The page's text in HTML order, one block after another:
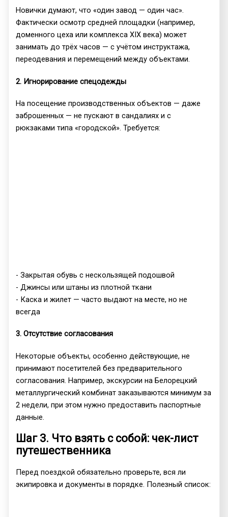
Новички думают, что «один завод — один час».
Фактически осмотр средней площадки (например,
доменного цеха или комплекса XIX века) может
занимать до трёх часов — с учётом инструктажа,
переодевания и перемещений между объектами.
2. Игнорирование спецодежды
На посещение производственных объектов — даже
заброшенных — не пускают в сандалиях и с
рюкзаками типа «городской». Требуется:
- Закрытая обувь с нескользящей подошвой
- Джинсы или штаны из плотной ткани
- Каска и жилет — часто выдают на месте, но не
всегда
3. Отсутствие согласования
Некоторые объекты, особенно действующие, не
принимают посетителей без предварительного
согласования. Например, экскурсии на Белорецкий
металлургический комбинат заказываются минимум за
2 недели, при этом нужно предоставить паспортные
данные.
Шаг 3. Что взять с собой: чек-лист
путешественника
Перед поездкой обязательно проверьте, вся ли
экипировка и документы в порядке. Полезный список: